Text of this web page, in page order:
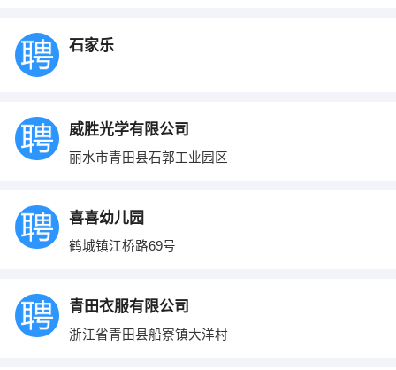
石家乐
威胜光学有限公司
丽水市青田县石郭工业园区
喜喜幼儿园
鹤城镇江桥路69号
青田衣服有限公司
浙江省青田县船寮镇大洋村